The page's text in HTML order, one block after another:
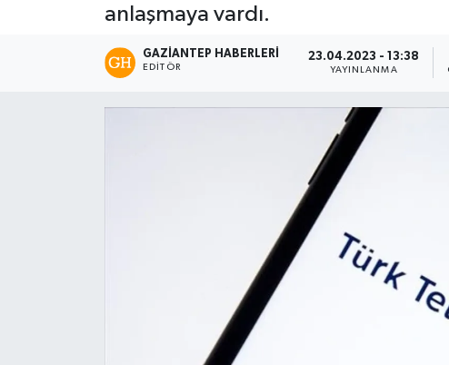
anlaşmaya vardı.
GAZIANTEP HABERLERI
EDITÖR
23.04.2023 - 13:38
YAYINLANMA